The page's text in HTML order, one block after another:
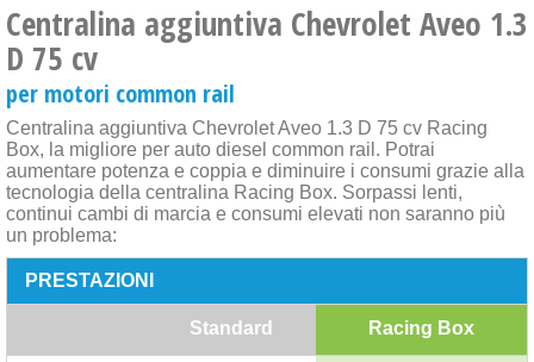
Centralina aggiuntiva Chevrolet Aveo 1.3
D 75 cv
per motori common rail
Centralina aggiuntiva Chevrolet Aveo 1.3 D 75 cv Racing
Box, la migliore per auto diesel common rail. Potrai
aumentare potenza e coppia e diminuire i consumi grazie alla
tecnologia della centralina Racing Box. Sorpassi lenti,
continui cambi di marcia e consumi elevati non saranno più
un problema:
PRESTAZIONI
Standard Racing Box